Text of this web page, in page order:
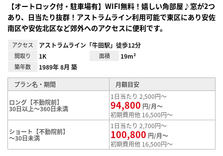
【オートロック付・駐車場有】WIFI無料！嬉しい角部屋♪窓が2つ
あり、日当たり抜群！アストラムライン利用可能で東区にあり安佐
南区や安佐北区など郊外へのアクセスに便利です。
アクセス アストラムライン「牛田駅」徒歩12分
間取り 1K 面積 19m²
築年数 1989年 8月 築
プラン名・期間 月額目安
ロング【不動院前】
30日以上～360日未満
1日当たり 2,500円～
94,800 円/月～
初期費用他 16,500円～
ショート【不動院前】
～30日未満
1日当たり 2,700円～
100,800 円/月～
初期費用他 16,500円～